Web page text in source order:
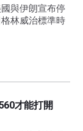
與伊朗宣布停
林威治標準時
才能打開